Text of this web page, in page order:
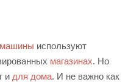
используют
магазинах. Но
и для дома. И не важно как